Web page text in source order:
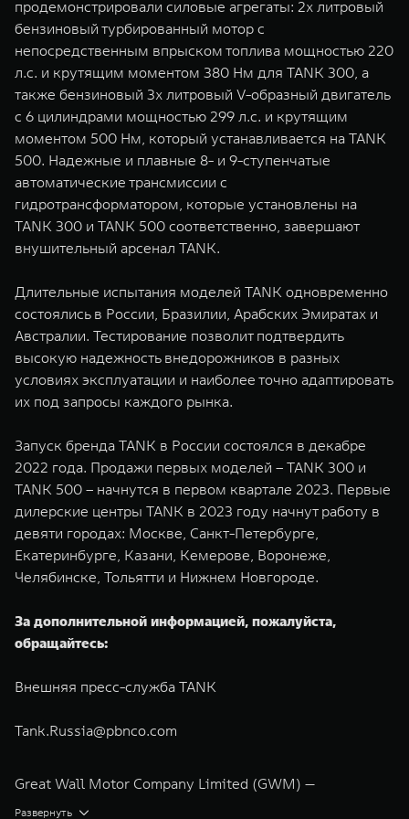
продемонстрировали силовые агрегаты: 2х литровый
бензиновый турбированный мотор с
непосредственным впрыском топлива мощностью 220
л.с. и крутящим моментом 380 Нм для TANK 300, а
также бензиновый 3х литровый V-образный двигатель
с 6 цилиндрами мощностью 299 л.с. и крутящим
моментом 500 Нм, который устанавливается на TANK
500. Надежные и плавные 8- и 9-ступенчатые
автоматические трансмиссии с
гидротрансформатором, которые установлены на
TANK 300 и TANK 500 соответственно, завершают
внушительный арсенал TANK.
Длительные испытания моделей TANK одновременно
состоялись в России, Бразилии, Арабских Эмиратах и
Австралии. Тестирование позволит подтвердить
высокую надежность внедорожников в разных
условиях эксплуатации и наиболее точно адаптировать
их под запросы каждого рынка.
Запуск бренда TANK в России состоялся в декабре
2022 года. Продажи первых моделей – TANK 300 и
TANK 500 – начнутся в первом квартале 2023. Первые
дилерские центры TANK в 2023 году начнут работу в
девяти городах: Москве, Санкт-Петербурге,
Екатеринбурге, Казани, Кемерове, Воронеже,
Челябинске, Тольятти и Нижнем Новгороде.
За дополнительной информацией, пожалуйста,
обращайтесь:
Внешняя пресс-служба TANK
Tank.Russia@pbnco.com
Great Wall Motor Company Limited (GWM) —
глобальный производитель внедорожников,
Развернуть